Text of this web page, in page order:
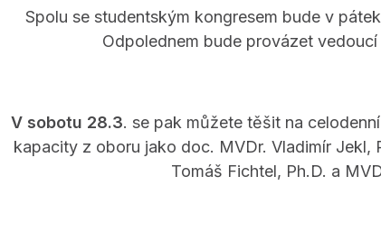
Spolu se studentským kongresem bude v
Odpolednem bude provázet
V sobotu 28.3. se pak můžete těšit na
kapacity z oboru jako doc. MVDr. Vladimír Jekl,
Tomáš Fichtel, Ph.D. a